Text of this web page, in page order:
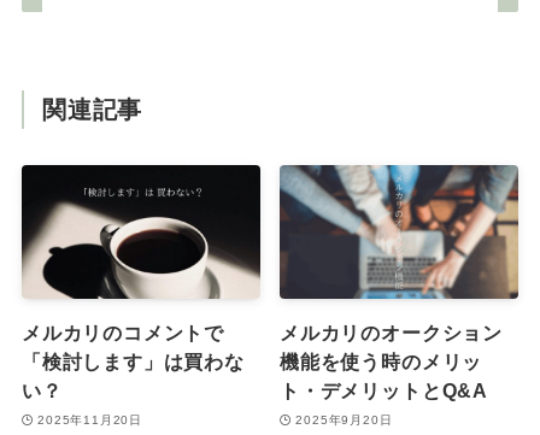
関連記事
メルカリのコメントで
「検討します」は買わな
い？
2025年11月20日
メルカリのオークション
機能を使う時のメリッ
ト・デメリットとQ&A
2025年9月20日